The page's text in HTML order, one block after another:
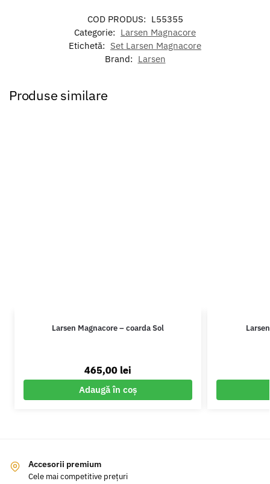
COD PRODUS: L55355
Categorie: Larsen Magnacore
Etichetă: Set Larsen Magnacore
Brand: Larsen
Produse similare
Larsen Magnacore – coarda Sol
465,00 lei
Adaugă în coș
Accesorii premium
Cele mai competitive prețuri